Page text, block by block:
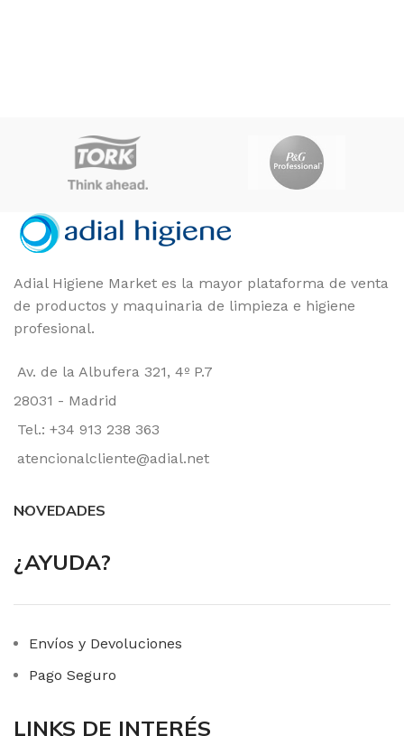
Adial Higiene Market es la mayor plataforma de venta
de productos y maquinaria de limpieza e higiene
profesional.
Av. de la Albufera 321, 4º P.7
28031 - Madrid
Tel.: +34 913 238 363
atencionalcliente@adial.net
NOVEDADES
¿AYUDA?
Envíos y Devoluciones
Pago Seguro
LINKS DE INTERÉS